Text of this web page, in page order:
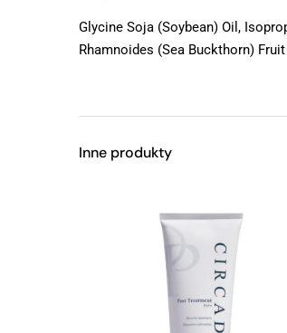
Glycine Soja (Soybean) Oil,
Rhamnoides (Sea Buckthorn)
Inne produkty